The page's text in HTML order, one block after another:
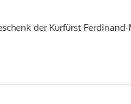
der Kurfürst